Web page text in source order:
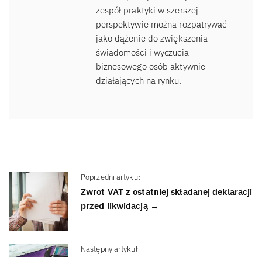
zespół praktyki w szerszej
perspektywie można rozpatrywać
jako dążenie do zwiększenia
świadomości i wyczucia
biznesowego osób aktywnie
działających na rynku.
Poprzedni artykuł
Zwrot VAT z ostatniej składanej deklaracji
przed likwidacją →
Następny artykuł